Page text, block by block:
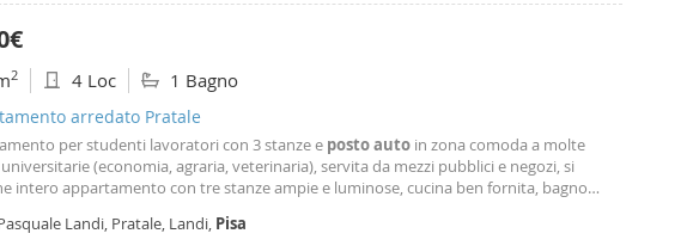
2 4 Loc 1 Bagno
arredato Pratale
per studenti lavoratori con 3 stanze e postoauto in zona comoda a molte
(economia, agraria, veterinaria), servita da mezzi pubblici e negozi, si
intero appartamento con tre stanze ampie e luminose, cucina ben fornita, bagno
è ben arredato, si presenta in
Landi, Pratale, Landi, Pisa